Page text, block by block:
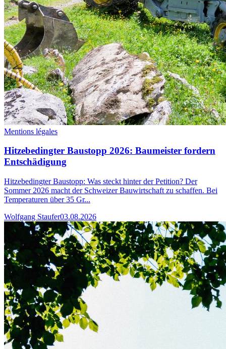
Mentions légales
Hitzebedingter Baustopp 2026: Baumeister fordern
Entschädigung
Hitzebedingter Baustopp: Was steckt hinter der Petition? Der
Sommer 2026 macht der Schweizer Bauwirtschaft zu schaffen. Bei
Temperaturen über 35 Gr...
Wolfgang Staufer03.08.2026